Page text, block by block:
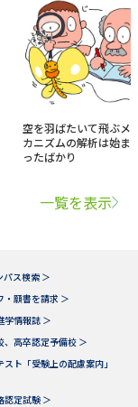
空を羽ばたいて飛ぶメ
カニズムの解析は始ま
ったばかり
一覧を表示
パス検索 ＞
・願書を請求 ＞
学情報誌 ＞
、高卒認定予備校 ＞
ト「受験上の配慮案内」
認定試験 ＞